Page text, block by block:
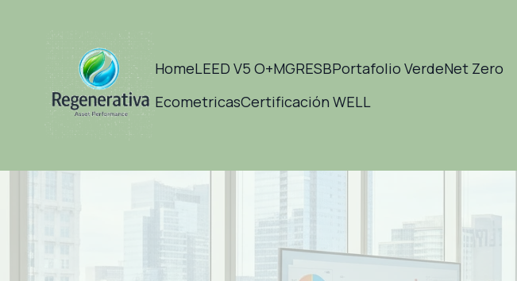
HomeLEED V5 O+MGRESBPortafolio VerdeNet Zero
EcometricasCertificación WELL